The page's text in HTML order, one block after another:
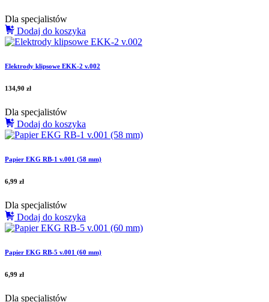
Dla specjalistów
Dodaj do koszyka
Elektrody klipsowe EKK-2 v.002
134,90 zł
Dla specjalistów
Dodaj do koszyka
Papier EKG RB-1 v.001 (58 mm)
6,99 zł
Dla specjalistów
Dodaj do koszyka
Papier EKG RB-5 v.001 (60 mm)
6,99 zł
Dla specjalistów